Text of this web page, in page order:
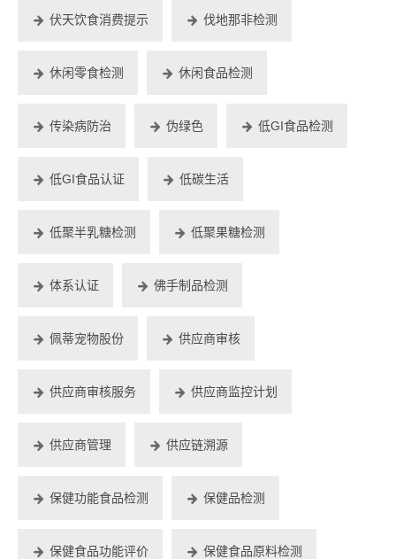
伏天饮食消费提示 伐地那非检测
休闲零食检测 休闲食品检测
传染病防治 伪绿色 低GI食品检测
低GI食品认证 低碳生活
低聚半乳糖检测 低聚果糖检测
体系认证 佛手制品检测
佩蒂宠物股份 供应商审核
供应商审核服务 供应商监控计划
供应商管理 供应链溯源
保健功能食品检测 保健品检测
保健食品功能评价 保健食品原料检测